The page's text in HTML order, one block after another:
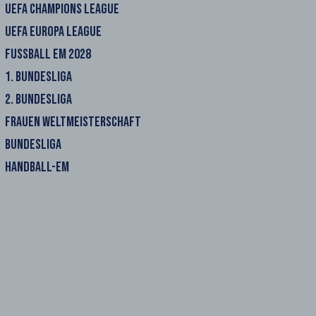
UEFA CHAMPIONS LEAGUE
UEFA EUROPA LEAGUE
FUSSBALL EM 2028
1. BUNDESLIGA
2. BUNDESLIGA
FRAUEN WELTMEISTERSCHAFT
BUNDESLIGA
HANDBALL-EM